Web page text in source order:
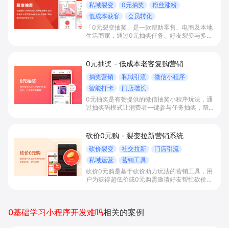
私域裂变 0元抽奖
粉丝涨粉
低成本获客
会员转化
「0元裂变抽奖」是一款帮助零售、电商及本地
生活商家，通过0元抽奖任务、好友裂变与多场
0元抽奖 - 低成本老客复购营销
抽奖营销 私域引流
微信小程序
智能打卡
门店增长
0元抽奖是有赞提供的微信抽奖小程序玩法，通
过抽奖码模式让消费者一键参与任务抽奖，帮助
砍价0元购 - 裂变拉新营销系统
砍价裂变 社交拉新
门店引流
私域运营
营销工具
砍价0元购是基于砍价助力玩法的营销工具，用
户为获得超低价或0元购需邀请好友帮忙砍价，
0基础学习小程序开发难吗相关的案例